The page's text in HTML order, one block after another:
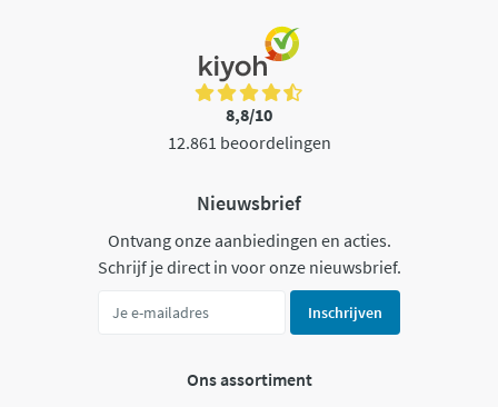
8,8/10
12.861 beoordelingen
Nieuwsbrief
Ontvang onze aanbiedingen en acties.
Schrijf je direct in voor onze nieuwsbrief.
Inschrijven
Ons assortiment